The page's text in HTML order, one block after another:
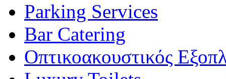
Parking Services
Bar Catering
Οπτικοακουστικός